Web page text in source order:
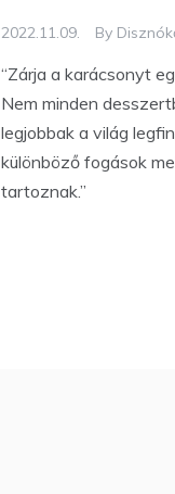
2022.11.09. By
“Zárja a karácsonyt
Nem minden
legjobbak a világ
különböző fogások
tartoznak.”